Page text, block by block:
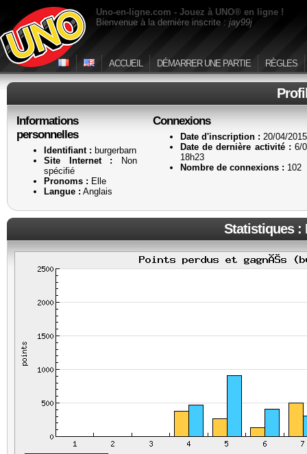
Uno-en-ligne.com - Jouez à UNO® en ligne !
Bienvenue à la dernière inscrite : jay99j
ACCUEIL DÉMARRER UNE PARTIE RÈGLES
Informations
personnelles
Identifiant : burgerbarn
Site Internet : Non
spécifié
Pronoms : Elle
Langue : Anglais
Connexions
Date d'inscription : 20/04/
Date de dernière activité : 6/
18h23
Nombre de connexions : 102
Statistiques :